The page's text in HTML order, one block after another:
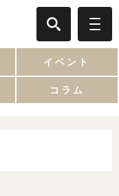
イベント
コラム